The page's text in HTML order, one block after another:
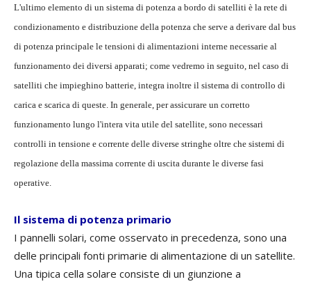
L'ultimo elemento di un sistema di potenza a bordo di satelliti è la rete di
condizionamento e distribuzione della potenza che serve a derivare dal bus
di potenza principale le tensioni di alimentazioni interne necessarie al
funzionamento dei diversi apparati; come vedremo in seguito, nel caso di
satelliti che impieghino batterie, integra inoltre il sistema di controllo di
carica e scarica di queste. In generale, per assicurare un corretto
funzionamento lungo l'intera vita utile del satellite, sono necessari
controlli in tensione e corrente delle diverse stringhe oltre che sistemi di
regolazione della massima corrente di uscita durante le diverse fasi
operative.
Il sistema di potenza primario
I pannelli solari, come osservato in precedenza, sono una
delle principali fonti primarie di alimentazione di un satellite.
Una tipica cella solare consiste di un giunzione a